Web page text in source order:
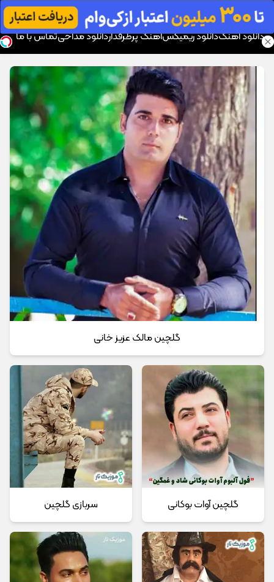
موزیک تار
دانلود آهنگدانلود ریمیکسآهنگ پرطرفداردانلود مداحیتماس با ما
گلچین مالک عزیز خانی
گلچین آوات بوکانی سربازی گلچین